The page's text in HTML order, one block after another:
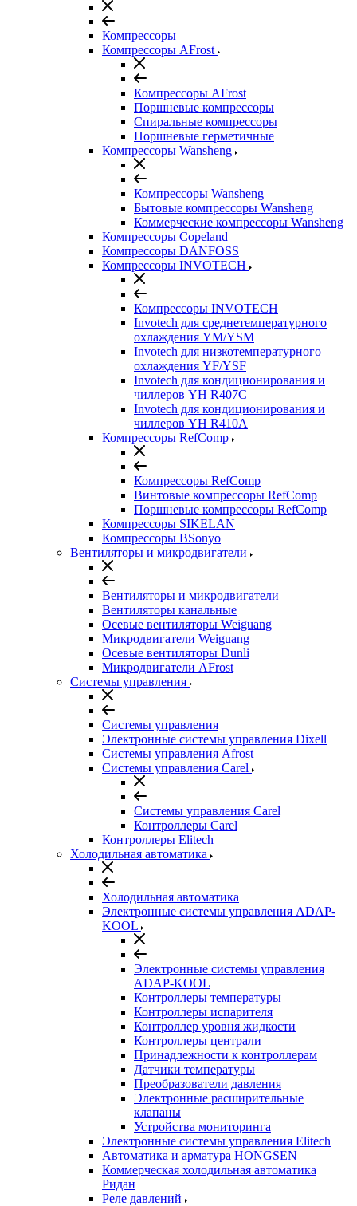
Компрессоры
Компрессоры AFrost
Компрессоры AFrost
Поршневые компрессоры
Спиральные компрессоры
Поршневые герметичные
Компрессоры Wansheng
Компрессоры Wansheng
Бытовые компрессоры Wansheng
Коммерческие компрессоры Wansheng
Компрессоры Copeland
Компрессоры DANFOSS
Компрессоры INVOTECH
Компрессоры INVOTECH
Invotech для среднетемпературного
охлаждения YM/YSM
Invotech для низкотемпературного
охлаждения YF/YSF
Invotech для кондиционирования и
чиллеров YH R407C
Invotech для кондиционирования и
чиллеров YH R410A
Компрессоры RefComp
Компрессоры RefComp
Винтовые компрессоры RefComp
Поршневые компрессоры RefComp
Компрессоры SIKELAN
Компрессоры BSonyo
Вентиляторы и микродвигатели
Вентиляторы и микродвигатели
Вентиляторы канальные
Осевые вентиляторы Weiguang
Микродвигатели Weiguang
Осевые вентиляторы Dunli
Микродвигатели AFrost
Системы управления
Системы управления
Электронные системы управления Dixell
Системы управления Afrost
Системы управления Carel
Системы управления Carel
Контроллеры Carel
Контроллеры Elitech
Холодильная автоматика
Холодильная автоматика
Электронные системы управления ADAP-
KOOL
Электронные системы управления
ADAP-KOOL
Контроллеры температуры
Контроллеры испарителя
Контроллер уровня жидкости
Контроллеры централи
Принадлежности к контроллерам
Датчики температуры
Преобразователи давления
Электронные расширительные
клапаны
Устройства мониторинга
Электронные системы управления Elitech
Автоматика и арматура HONGSEN
Коммерческая холодильная автоматика
Ридан
Реле давлений